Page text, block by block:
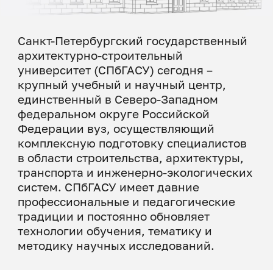
Санкт-Петербургский государственный
архитектурно-строительный
университет (СПбГАСУ) сегодня –
крупный учебный и научный центр,
единственный в Северо-Западном
федеральном округе Российской
Федерации вуз, осуществляющий
комплексную подготовку специалистов
в области строительства, архитектуры,
транспорта и инженерно-экологических
систем. СПбГАСУ имеет давние
профессиональные и педагогические
традиции и постоянно обновляет
технологии обучения, тематику и
методику научных исследований.